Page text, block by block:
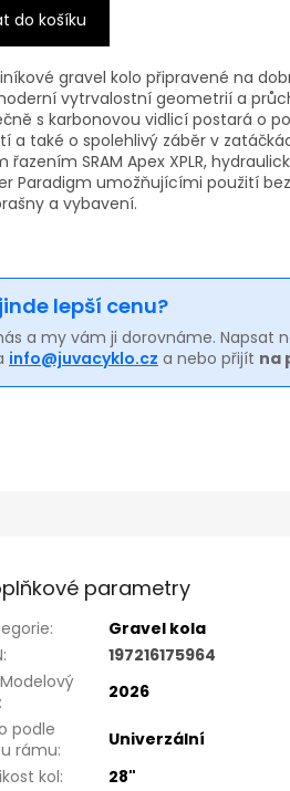
do košíku
gravel kolo připravené na
vytrvalostní geometrií a
s karbonovou vidlicí postará o
a také o spolehlivý záběr v
řazením SRAM Apex XPLR,
Paradigm umožňujícími použití
a vybavení.
lepší cenu?
a my vám ji dorovnáme. Napsat
info@juvacyklo.cz a nebo přijít na
parametry
:
Gravel kola
:
197216175964
2026
podle
rámu:
Univerzální
kol: 28"